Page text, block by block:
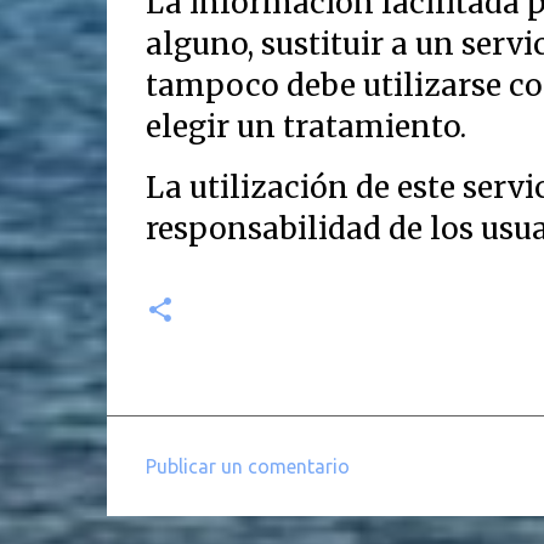
alguno, sustituir a un
tampoco debe utilizarse
elegir un tratamiento.
La utilización de este
responsabilidad de los
o
Publicar un comentario